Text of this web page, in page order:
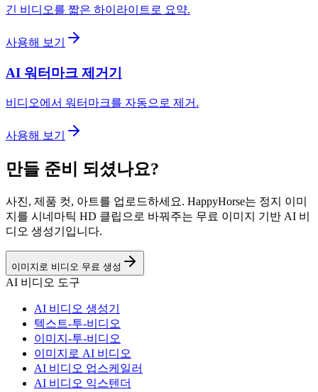
긴 비디오를 짧은 하이라이트로 요약.
사용해 보기
AI 워터마크 제거기
비디오에서 워터마크를 자동으로 제거.
사용해 보기
만들 준비 되셨나요?
사진, 제품 컷, 아트를 업로드하세요. HappyHorse는 정지 이미
지를 시네마틱 HD 클립으로 바꿔주는 무료 이미지 기반 AI 비
디오 생성기입니다.
이미지로 비디오 무료 생성
AI 비디오 도구
AI 비디오 생성기
텍스트-투-비디오
이미지-투-비디오
이미지로 AI 비디오
AI 비디오 업스케일러
AI 비디오 익스텐더